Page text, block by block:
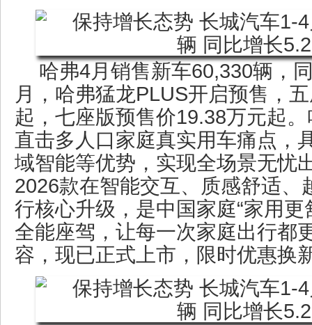
哈弗4月销售新车60,330辆，
月，哈弗猛龙PLUS开启预售，
起，七座版预售价19.38万元起
直击多人口家庭真实用车痛点，
域智能等优势，实现全场景无忧
2026款在智能交互、质感舒适、
行核心升级，是中国家庭“家用
全能座驾，让每一次家庭出行都
容，现已正式上市，限时优惠换